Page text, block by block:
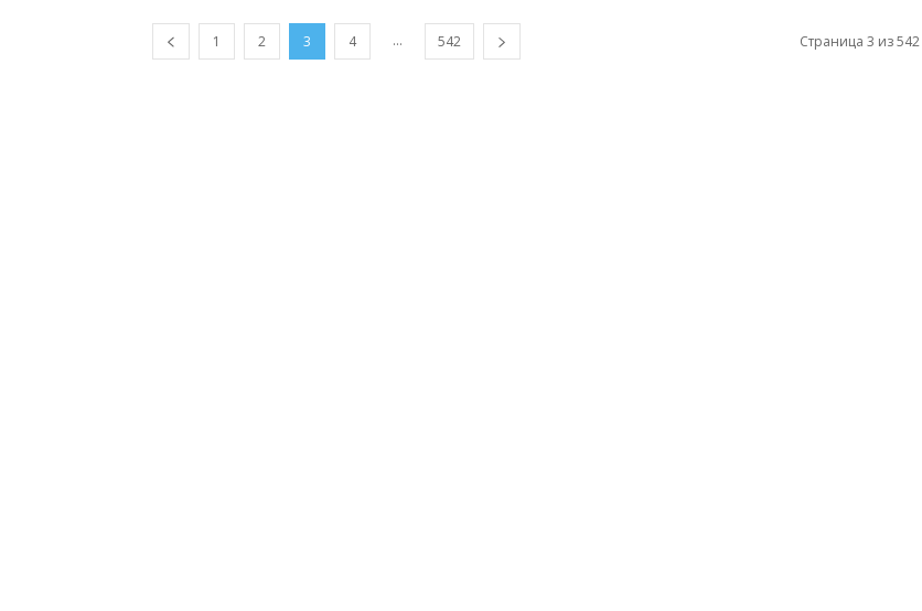
1 2 3 4 ... 542 Страница 3 из 542